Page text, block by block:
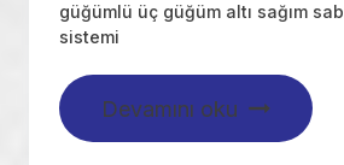
güğümlü üç güğüm altı sağım
sistemi
Devamını oku